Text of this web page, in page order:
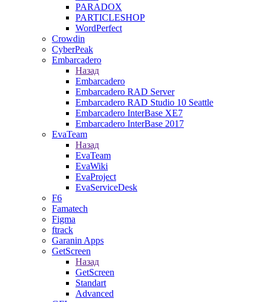
PARADOX
PARTICLESHOP
WordPerfect
Crowdin
CyberPeak
Embarcadero
Назад
Embarcadero
Embarcadero RAD Server
Embarcadero RAD Studio 10 Seattle
Embarcadero InterBase XE7
Embarcadero InterBase 2017
EvaTeam
Назад
EvaTeam
EvaWiki
EvaProject
EvaServiceDesk
F6
Famatech
Figma
ftrack
Garanin Apps
GetScreen
Назад
GetScreen
Standart
Advanced